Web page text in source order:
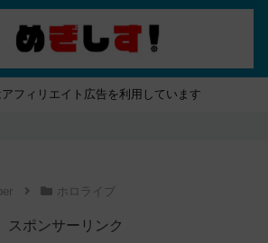
フィリエイト広告を利用しています
ホロライブ
スポンサーリンク